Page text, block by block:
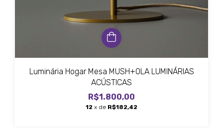
Luminária Hogar Mesa MUSH+OLA LUMINÁRIAS
ACÚSTICAS
R$1.800,00
12 x de R$182,42